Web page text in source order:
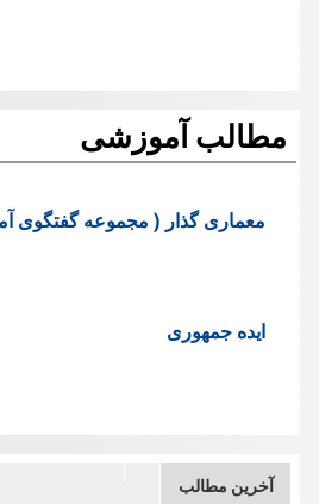
مطالب آموزشی
معماری گذار ( مجموعه گفتگوی
ایده جمهوری
آخرین مطالب